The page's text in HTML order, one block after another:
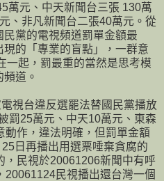
萬元、中天新聞台三張 130萬
、非凡新聞台二張40萬元。從
黨的電視頻道罰單金額最
的「專業的盲點」，一群意
一起，罰最重的當然是思考模
道。
視台違反選罷法替國民黨播放
罰25萬元、中天10萬元、東森
動作，違法明確，但罰單金額
日再播出用選票唾棄貪腐的
，民視於20061206新聞中有呼
民視播出還台灣一個